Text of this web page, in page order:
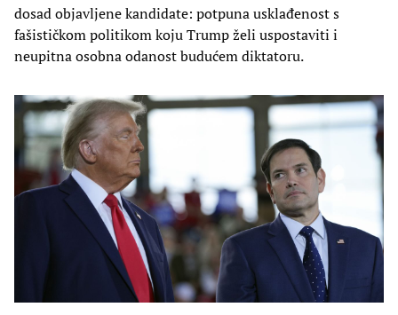
dosad objavljene kandidate: potpuna usklađenost s
fašističkom politikom koju Trump želi uspostaviti i
neupitna osobna odanost budućem diktatoru.